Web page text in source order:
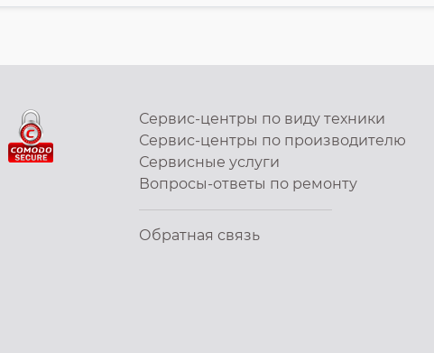
Сервис-центры по виду техники
Сервис-центры по производителю
Сервисные услуги
Вопросы-ответы по ремонту
Обратная связь